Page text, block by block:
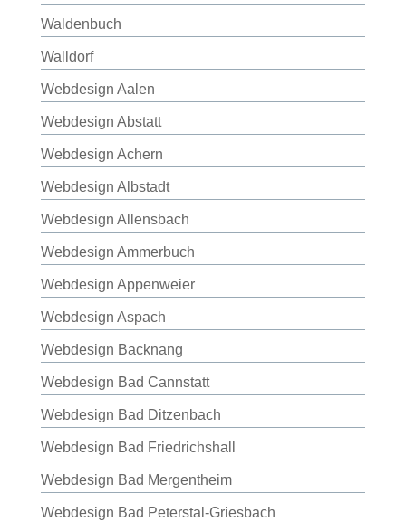
Waldenbuch
Walldorf
Webdesign Aalen
Webdesign Abstatt
Webdesign Achern
Webdesign Albstadt
Webdesign Allensbach
Webdesign Ammerbuch
Webdesign Appenweier
Webdesign Aspach
Webdesign Backnang
Webdesign Bad Cannstatt
Webdesign Bad Ditzenbach
Webdesign Bad Friedrichshall
Webdesign Bad Mergentheim
Webdesign Bad Peterstal-Griesbach